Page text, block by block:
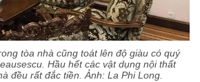
tòa nhà cũng toát lên độ giàu có quý
Hầu hết các vật dụng nội thất
đều rất đắc tiền. Ảnh: La Phi Long.